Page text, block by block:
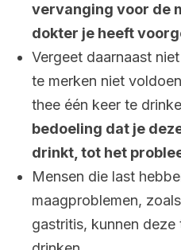
vervanging voor de
dokter je heeft
Vergeet daarnaast
te merken niet
thee één keer te
bedoeling dat je
drinkt, tot het
Mensen die last
maagproblemen,
gastritis, kunnen deze